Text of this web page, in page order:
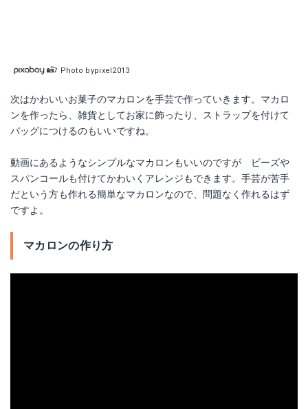
Photo bypixel2013
次はかわいいお菓子のマカロンを手芸で作っていきます。マカロ
ンを作ったら、雑貨としてお家に飾ったり、ストラップを付けて
バッグにつけるのもいいですね。
動画にあるようなシンプルなマカロンもいいのですが ビーズや
スパンコールも付けてかわいくアレンジもできます。手芸が苦手
だという方も作れる簡単なマカロンなので、問題なく作れるはず
ですよ。
マカロンの作り方